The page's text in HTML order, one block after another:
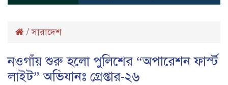
/সারাদেশ
নওগাঁয় শুরু হলো পুলিশের “অপারেশন ফার্স্ট
লাইট” অভিযানঃ গ্রেপ্তার-২৬